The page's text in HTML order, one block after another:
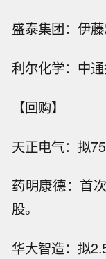
盛泰集团：伊
利尔化学：中
【回购】
天正电气：拟
药明康德：首
股。
华大智造：拟